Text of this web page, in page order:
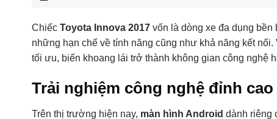
Chiếc Toyota Innova 2017 vốn là dòng xe đa dụng
những hạn chế về tính năng cũng như khả năng kết nối.
tối ưu, biến khoang lái trở thành không gian công nghệ
Trải nghiệm công nghệ đỉnh
Trên thị trường hiện nay, màn hình Android dành riêng